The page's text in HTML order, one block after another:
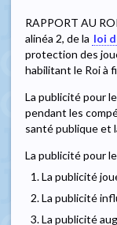
RAPPORT AU
alinéa 2, de la loi
protection des
habilitant le Roi à
La publicité pour
pendant les
santé publique et
La publicité pour
1. La publicité
2. La publicité
3. La publicité